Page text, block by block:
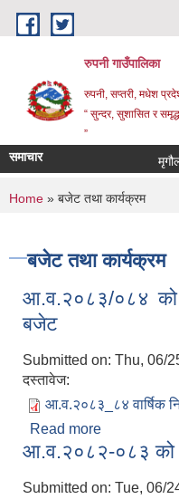
Skip to main content
रुपनी गाउँपालिका
रुपनी, सप्तरी, मधेश
“ सुन्दर, सुशासित र
”
समाचार
You are here
Home » बजेट तथा कार्यक्रम
बजेट तथा कार्यक्रम
आ.व.२०८३/०८४ को
बजेट
Submitted on: Thu, 06/
दस्तावेज:
आ.व.२०८३_८४ वार्षिक
Read more
बजेट
आ.व.२०८२-०८३ को
Submitted on: Tue, 06/